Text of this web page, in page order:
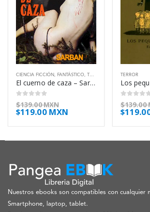
CIENCIA FICCIÓN , FANTÁSTICO,
El cuerno de caza – Sarban
0out of 5
$139.00 MXN
$119.00 MXN
TERROR
0out of 5
$139.00
$
Nuestros ebooks son compatibles con cualquier
Smartphone, laptop, tablet.